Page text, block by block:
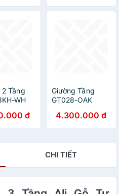
Tầng
WH
đ
Giường Tầng
GT028-OAK
4.300.000 đ
CHI TIẾT